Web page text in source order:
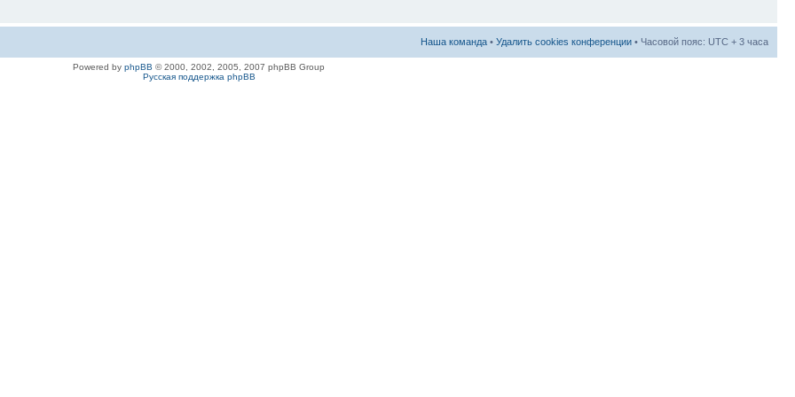
Наша команда • Удалить cookies конференции • Часовой пояс: UTC + 3 часа
Powered by phpBB © 2000, 2002, 2005, 2007 phpBB Group
Русская поддержка phpBB